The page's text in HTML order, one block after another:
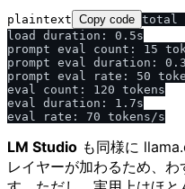
plaintext Copy code total
load duration: 0.5s
prompt eval count: 15
prompt eval duration:
prompt eval rate: 50
eval count: 120 tokens
eval duration: 1.7s
LM Studio も同様に
レイヤーが加わるため、